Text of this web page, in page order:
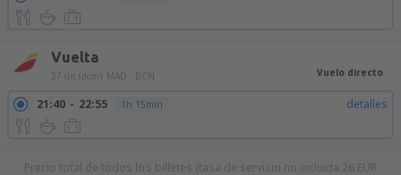
Vuelta
27 dic (dom) MAD - BCN Vuelo directo
21:40 22:55 1h 15min detalles
Precio total de todos los billetes (tasa de servicio no incluida 26 EUR